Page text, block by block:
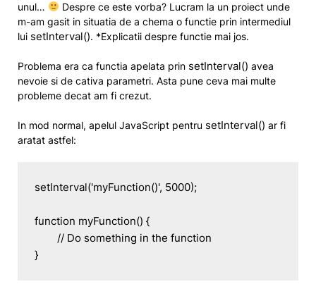
unul…
Despre ce este vorba? Lucram la un proiect unde
m-am gasit in situatia de a chema o functie prin intermediul
lui setInterval(). *Explicatii despre functie mai jos.
Problema era ca functia apelata prin setInterval() avea
nevoie si de cativa parametri. Asta pune ceva mai multe
probleme decat am fi crezut.
In mod normal, apelul JavaScript pentru setInterval() ar fi
aratat astfel:
setInterval('myFunction()', 5000);
function myFunction() {
}